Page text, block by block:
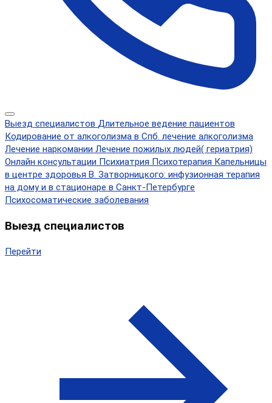
Выезд специалистов Длительное ведение пациентов
Кодирование от алкоголизма в Спб. лечение алкоголизма
Лечение наркомании Лечение пожилых людей( гериатрия)
Онлайн консультации Психиатрия Психотерапия Капельницы
в центре здоровья В. Затворницкого: инфузионная терапия
на дому и в стационаре в Санкт-Петербурге
Психосоматические заболевания
Выезд специалистов
Перейти